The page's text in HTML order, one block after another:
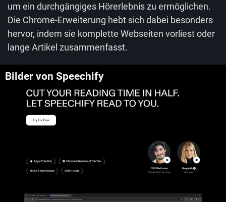
um ein durchgängiges Hörerlebnis zu ermöglichen.
Die Chrome-Erweiterung hebt sich dabei besonders
hervor, indem sie komplette Webseiten vorliest oder
lange Artikel zusammenfasst.
Bilder von Speechify